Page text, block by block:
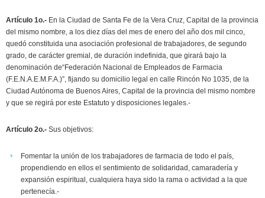
Artículo 1o.- En la Ciudad de Santa Fe de la Vera Cruz, Capital de la provincia
del mismo nombre, a los diez días del mes de enero del año dos mil cinco,
quedó constituida una asociación profesional de trabajadores, de segundo
grado, de carácter gremial, de duración indefinida, que girará bajo la
denominación de“Federación Nacional de Empleados de Farmacia
(F.E.N.A.E.M.F.A.)”, fijando su domicilio legal en calle Rincón No 1035, de la
Ciudad Autónoma de Buenos Aires, Capital de la provincia del mismo nombre
y que se regirá por este Estatuto y disposiciones legales.-
Artículo 2o.- Sus objetivos:
Fomentar la unión de los trabajadores de farmacia de todo el país,
propendiendo en ellos el sentimiento de solidaridad, camaradería y
expansión espiritual, cualquiera haya sido la rama o actividad a la que
pertenecía.-